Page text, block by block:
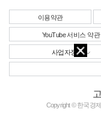
YouTube 서비스 약관